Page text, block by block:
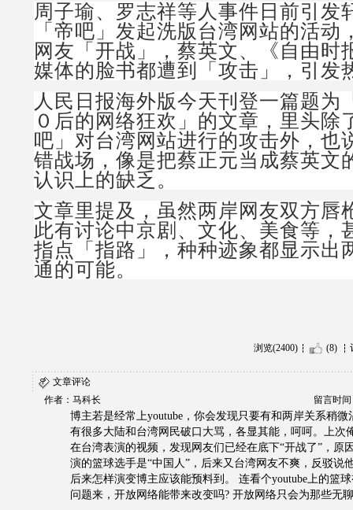
周子瑜、罗志祥等人事件日前引发
「帝吧」发起洗版台湾网站的活动
网友「开战」，蔡英文、《自由时
媒体的脸书都遭到「攻击」，引发
人民日报海外版今天刊登一篇题为
０后的网络狂欢」的文章，里头除
吧」对台湾网站进行的攻击外，也
错战场，像是把蔡正元当成蔡英文
认识上的缺乏。
文章里提及，虽然两岸网友双方唇
此有讨论中京剧、文化、美食等，
指点「指路」，种种迹象都显示出
通的可能。
浏览(2400) (8)
文章评论
作者：马科长
留言时间
博主若是经常上youtube，你会发现只要有和两岸关系稍微
有很多大陆和台湾网民破口大骂，各显其能，呵呵。上次
在台湾表演的视频，发现网友们已经在底下“开战了”，原
演的篮球选手是“中国人”，后来又台湾网友不爽，反驳说
后来怎样演变博主应该能预料到。 连看个youtube上的篮
问题来，开放网络能带来改变吗? 开放网络只会为那些无